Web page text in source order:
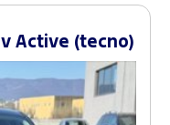
Active (tecno)